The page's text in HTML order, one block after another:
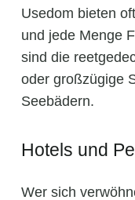
Usedom bieten
und jede Menge
sind die
oder großzügige
Seebädern.
Hotels und
Wer sich